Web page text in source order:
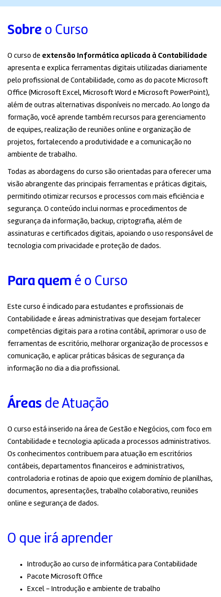
Sobre o Curso
O curso de extensão Informática aplicada à Contabilidade
apresenta e explica ferramentas digitais utilizadas diariamente
pelo profissional de Contabilidade, como as do pacote Microsoft
Office ( Microsoft Excel, Microsoft Word e Microsoft PowerPoint),
além de outras alternativas disponíveis no mercado. Ao longo da
formação, você aprende também recursos para gerenciamento
de equipes, realização de reuniões online e organização de
projetos, fortalecendo a produtividade e a comunicação no
ambiente de trabalho.
Todas as abordagens do curso são orientadas para oferecer uma
visão abrangente das principais ferramentas e práticas digitais,
permitindo otimizar recursos e processos com mais eficiência e
segurança. O conteúdo inclui normas e procedimentos de
segurança da informação, backup, criptografia, além de
assinaturas e certificados digitais, apoiando o uso responsável de
tecnologia com privacidade e proteção de dados.
Para quem é o Curso
Este curso é indicado para estudantes e profissionais de
Contabilidade e áreas administrativas que desejam fortalecer
competências digitais para a rotina contábil, aprimorar o uso de
ferramentas de escritório, melhorar organização de processos e
comunicação, e aplicar práticas básicas de segurança da
informação no dia a dia profissional.
Áreas de Atuação
O curso está inserido na área de Gestão e Negócios, com foco em
Contabilidade e tecnologia aplicada a processos administrativos.
Os conhecimentos contribuem para atuação em escritórios
contábeis, departamentos financeiros e administrativos,
controladoria e rotinas de apoio que exigem domínio de planilhas,
documentos, apresentações, trabalho colaborativo, reuniões
online e segurança de dados.
O que irá aprender
Introdução ao curso de informática para Contabilidade
Pacote Microsoft Office
Excel – Introdução e ambiente de trabalho